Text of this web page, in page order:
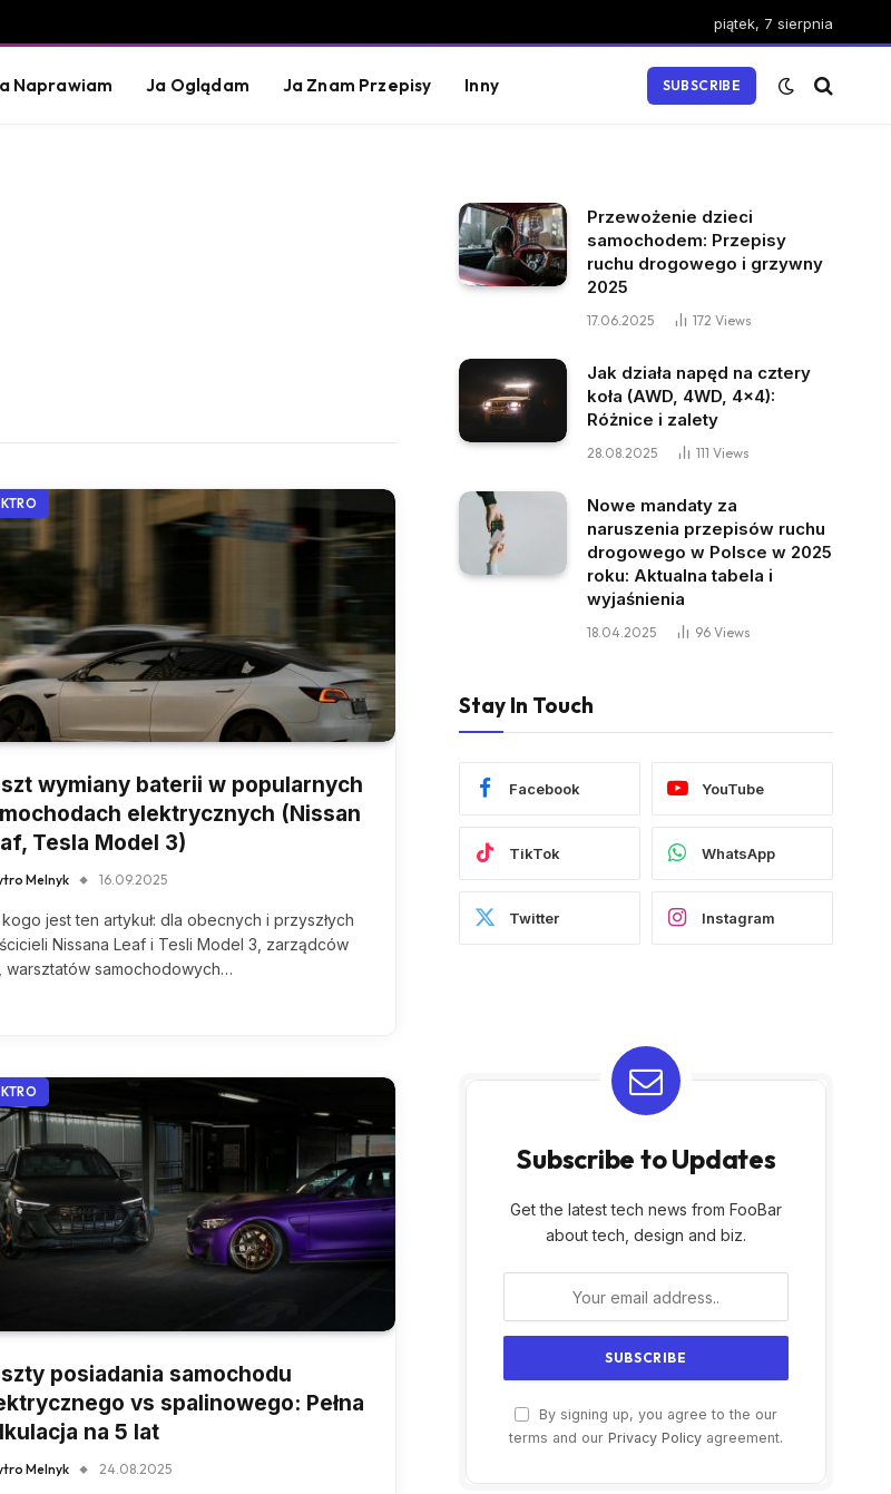
piątek, 7 sierpnia
Naprawiam Ja Oglądam Ja Znam Przepisy Inny SUBSCRIBE
wymiany baterii w popularnych
elektrycznych (Nissan
Tesla Model 3)
Melnyk 16.09.2025
jest ten artykuł: dla obecnych i przyszłych
Nissana Leaf i Tesli Model 3, zarządców
warsztatów samochodowych…
posiadania samochodu
vs spalinowego: Pełna
na 5 lat
Melnyk 24.08.2025
Przewożenie dzieci
samochodem: Przepisy
ruchu drogowego i grzywny
2025
17.06.2025 172 Views
Jak działa napęd na cztery
koła (AWD, 4WD, 4×4):
Różnice i zalety
28.08.2025 111 Views
Nowe mandaty za
naruszenia przepisów ruchu
drogowego w Polsce w 2025
roku: Aktualna tabela i
wyjaśnienia
18.04.2025 96 Views
Stay In Touch
Facebook YouTube
TikTok WhatsApp
Twitter Instagram
Subscribe to Updates
Get the latest tech news from FooBar
about tech, design and biz.
By signing up, you agree to the our
terms and our Privacy Policy agreement.